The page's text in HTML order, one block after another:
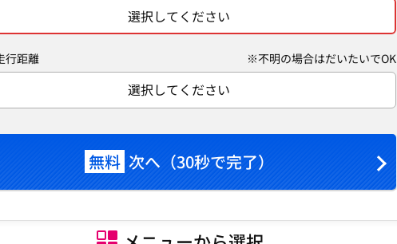
選択してください
行距離 ※不明の場合はだいたいでOK
選択してください
無料 次へ（30秒で完了）